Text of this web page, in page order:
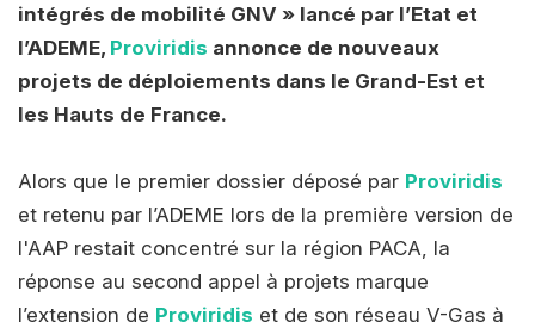
intégrés de mobilité GNV » lancé par l’Etat et
l’ADEME, Proviridis annonce de nouveaux
projets de déploiements dans le Grand-Est et
les Hauts de France.
Alors que le premier dossier déposé par Proviridis
et retenu par l’ADEME lors de la première version de
l'AAP restait concentré sur la région PACA, la
réponse au second appel à projets marque
l’extension de Proviridis et de son réseau V-Gas à